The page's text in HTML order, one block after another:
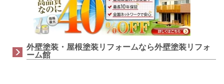
外壁塗装・屋根塗装リフォームなら外壁塗装リフォ
ーム館